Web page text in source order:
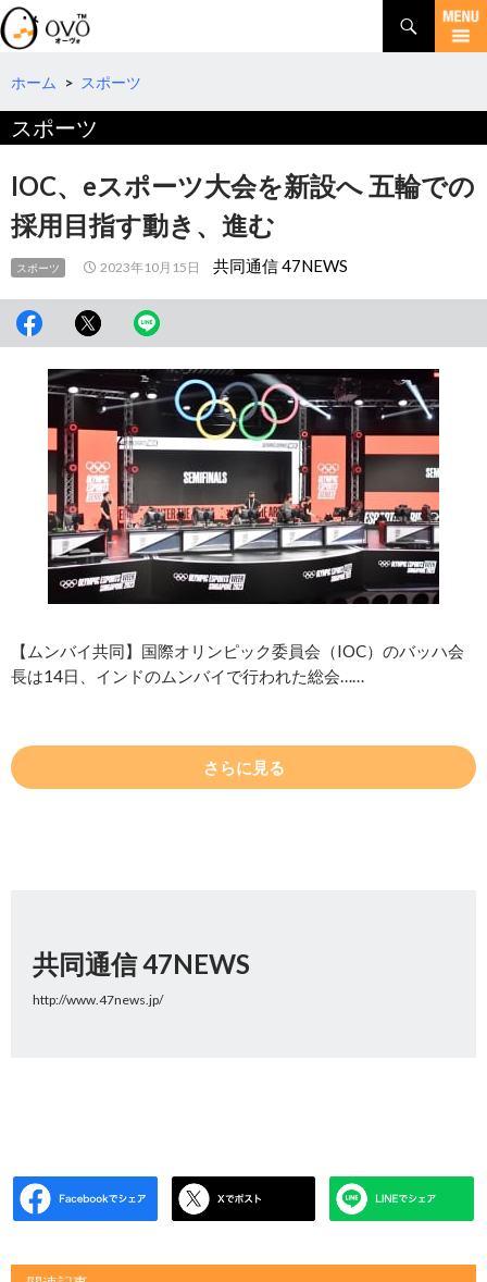
検
索
コ
テ
へ
移
動
ホーム > スポーツ
スポーツ
IOC、eスポーツ大会を新設へ 五輪での
採用目指す動き、進む
スポーツ 2023年10月15日 共同通信 47NEWS
【ムンバイ共同】国際オリンピック委員会（IOC）のバッハ会
長は14日、インドのムンバイで行われた総会……
さらに見る
共同通信 47NEWS
http://www.47news.jp/